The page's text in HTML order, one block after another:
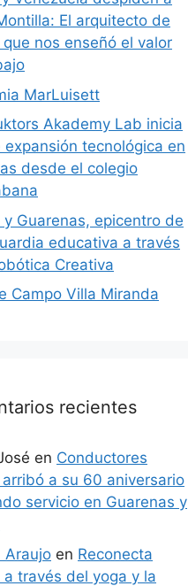
El arquitecto de
que nos enseñó el valor
MarLuisett
Akademy Lab inicia
expansión tecnológica en
desde el colegio
y Guarenas, epicentro de
educativa a través
Creativa
Campo Villa Miranda
recientes
en Conductores
a su 60 aniversario
servicio en Guarenas y
Araujo en Reconecta
a través del yoga y la